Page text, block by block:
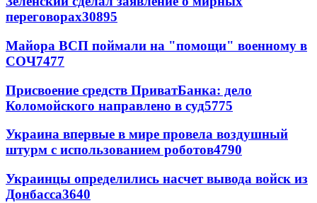
переговорах30895
Майора ВСП поймали на "помощи" военному в
СОЧ7477
Присвоение средств ПриватБанка: дело
Коломойского направлено в суд5775
Украина впервые в мире провела воздушный
штурм с использованием роботов4790
Украинцы определились насчет вывода войск из
Донбасса3640